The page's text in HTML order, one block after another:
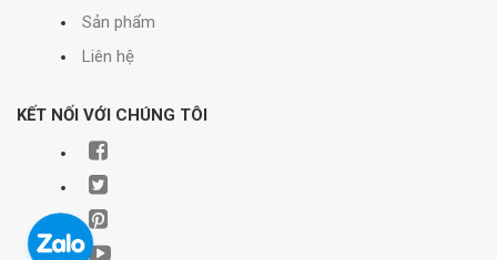
Sản phẩm
Liên hệ
KẾT NỐI VỚI CHÚNG TÔI